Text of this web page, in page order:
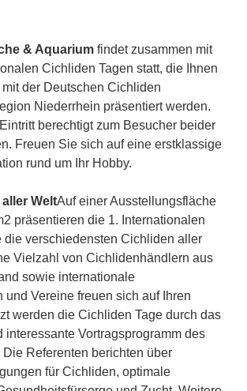
& Aquarium findet zusammen mit
Cichliden Tagen statt, die Ihnen
der Deutschen Cichliden
Niederrhein präsentiert werden.
berechtigt zum Besucher beider
Freuen Sie sich auf eine erstklassige
rund um Ihr Hobby.
WeltAuf einer Ausstellungsfläche
präsentieren die 1. Internationalen
die verschiedensten Cichliden aller
Vielzahl von Cichlidenhändlern aus
sowie internationale
und Vereine freuen sich auf Ihren
werden die Cichliden Tage durch das
interessante Vortragsprogramm des
Die Referenten berichten über
für Cichliden, optimale